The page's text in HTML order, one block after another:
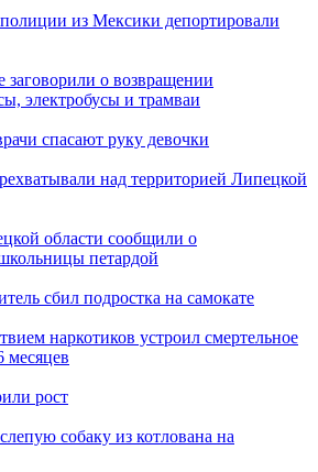
из Мексики депортировали
заговорили о возвращении
электробусы и трамваи
спасают руку девочки
над территорией Липецкой
области сообщили о
петардой
сбил подростка на самокате
наркотиков устроил смертельное
месяцев
рост
собаку из котлована на